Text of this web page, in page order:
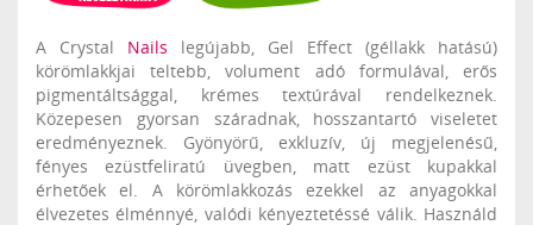
A Crystal Nails legújabb, Gel Effect (géllakk hatású)
körömlakkjai teltebb, volument adó formulával, erős
pigmentáltsággal, krémes textúrával rendelkeznek.
Közepesen gyorsan száradnak, hosszantartó viseletet
eredményeznek. Gyönyörű, exkluzív, új megjelenésű,
fényes ezüstfeliratú üvegben, matt ezüst kupakkal
érhetőek el. A körömlakkozás ezekkel az anyagokkal
élvezetes élménnyé, valódi kényeztetéssé válik. Használd